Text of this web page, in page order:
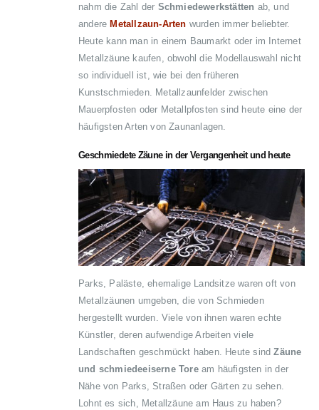
nahm die Zahl der Schmiedewerkstätten ab, und
andere Metallzaun-Arten wurden immer beliebter.
Heute kann man in einem Baumarkt oder im Internet
Metallzäune kaufen, obwohl die Modellauswahl nicht
so individuell ist, wie bei den früheren
Kunstschmieden. Metallzaunfelder zwischen
Mauerpfosten oder Metallpfosten sind heute eine der
häufigsten Arten von Zaunanlagen.
Geschmiedete Zäune in der Vergangenheit und heute
Parks, Paläste, ehemalige Landsitze waren oft von
Metallzäunen umgeben, die von Schmieden
hergestellt wurden. Viele von ihnen waren echte
Künstler, deren aufwendige Arbeiten viele
Landschaften geschmückt haben. Heute sindZäune
und schmiedeeiserne Toream häufigsten in der
Nähe von Parks, Straßen oder Gärten zu sehen.
Lohnt es sich, Metallzäune am Haus zu haben?